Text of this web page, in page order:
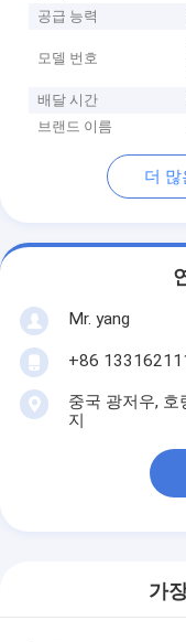
공급 능력
모델 번호
배달 시간
브랜드 이름
더
Mr. yang
+86
중국 광저우,
지
가